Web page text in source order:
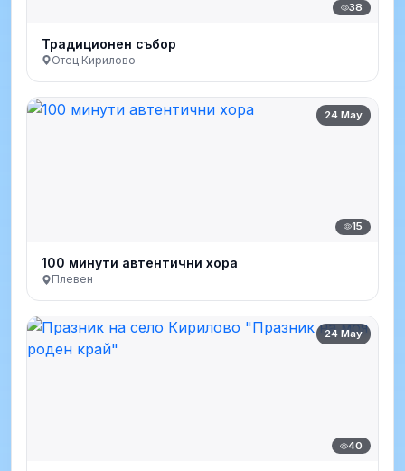
38
Традиционен събор
Отец Кирилово
24 May
15
100 минути автентични хора
Плевен
24 May
40